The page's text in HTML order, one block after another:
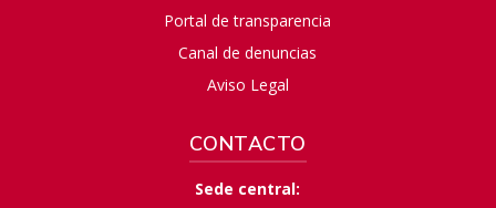
Portal de transparencia
Canal de denuncias
Aviso Legal
CONTACTO
Sede central: